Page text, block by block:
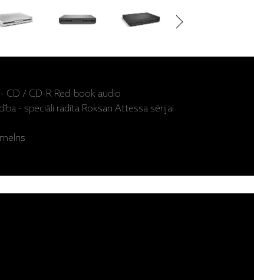
CD / CD-R Red-book audio
- speciāli radīta Roksan Attessa sērijai